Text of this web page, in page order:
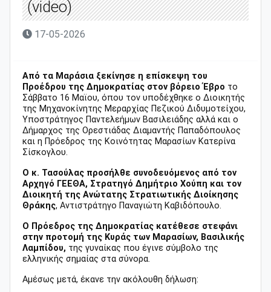
(video)
17-05-2026
Από τα Μαράσια ξεκίνησε η επίσκεψη του
Προέδρου της Δημοκρατίας στον βόρειο Έβρο το
Σάββατο 16 Μαϊου, όπου τον υποδέχθηκε ο Διοικητής
της Μηχανοκίνητης Μεραρχίας Πεζικού Διδυμοτείχου,
Υποστράτηγος Παντελεήμων Βασιλειάδης αλλά και ο
Δήμαρχος της Ορεστιάδας Διαμαντής Παπαδόπουλος
και η Πρόεδρος της Κοινότητας Μαρασίων Κατερίνα
Σίσκογλου.
Ο κ. Τασούλας προσήλθε συνοδευόμενος από τον
Αρχηγό ΓΕΕΘΑ, Στρατηγό Δημήτριο Χούπη και τον
Διοικητή της Ανώτατης Στρατιωτικής Διοίκησης
Θράκης, Αντιστράτηγο Παναγιώτη Καβιδόπουλο.
Ο Πρόεδρος της Δημοκρατίας κατέθεσε στεφάνι
στην προτομή της Κυράς των Μαρασίων, Βασιλικής
Λαμπίδου, της γυναίκας που έγινε σύμβολο της
ελληνικής σημαίας στα σύνορα.
Αμέσως μετά, έκανε την ακόλουθη δήλωση: